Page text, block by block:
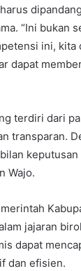
“Ini bukan
ini,
dapat
terdiri dari
transparan.
Wajo.
jajaran
dapat
dan efisien.